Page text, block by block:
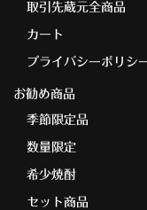
取引先蔵元全商品
カート
プライバシーポリシ
お勧め商品
季節限定品
数量限定
希少焼酎
セット商品